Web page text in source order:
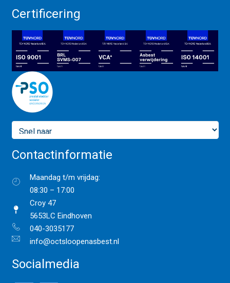
Certificering
Contactinformatie
Maandag t/m vrijdag:
08:30 – 17:00
Croy 47
5653LC Eindhoven
040-3035177
info@octsloopenasbest.nl
Socialmedia